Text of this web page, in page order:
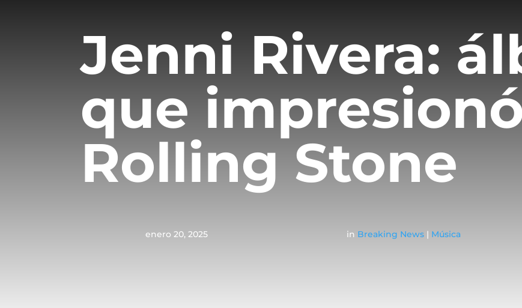
Jenni Rivera:
que
Rolling Stone
enero 20, 2025 in Breaking News| Música